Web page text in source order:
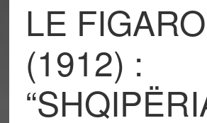
LE FIGARO
(1912) :